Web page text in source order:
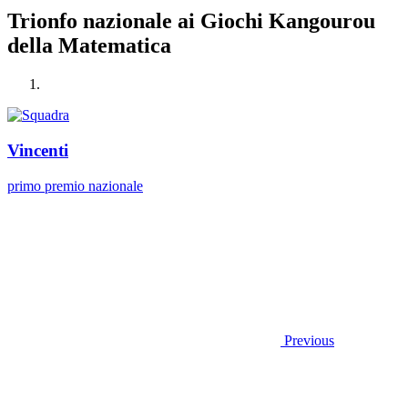
Trionfo nazionale ai Giochi Kangourou
della Matematica
Vincenti
primo premio nazionale
Previous